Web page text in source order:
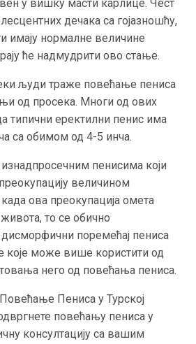
у вишку масти карлице. Чест
дечака са гојазношћу,
имају нормалне величине
ће надмудрити ово стање.
људи траже повећање пениса
од просека. Многи од ових
типични еректилни пенис има
са обимом од 4-5 инча.
пенисима који
величином
ова преокупација омета
то се обично
дисморфични поремећај пениса
које може више користити од
него од повећања пениса.
Пениса у Турској
повећању пениса у
консултацију са вашим